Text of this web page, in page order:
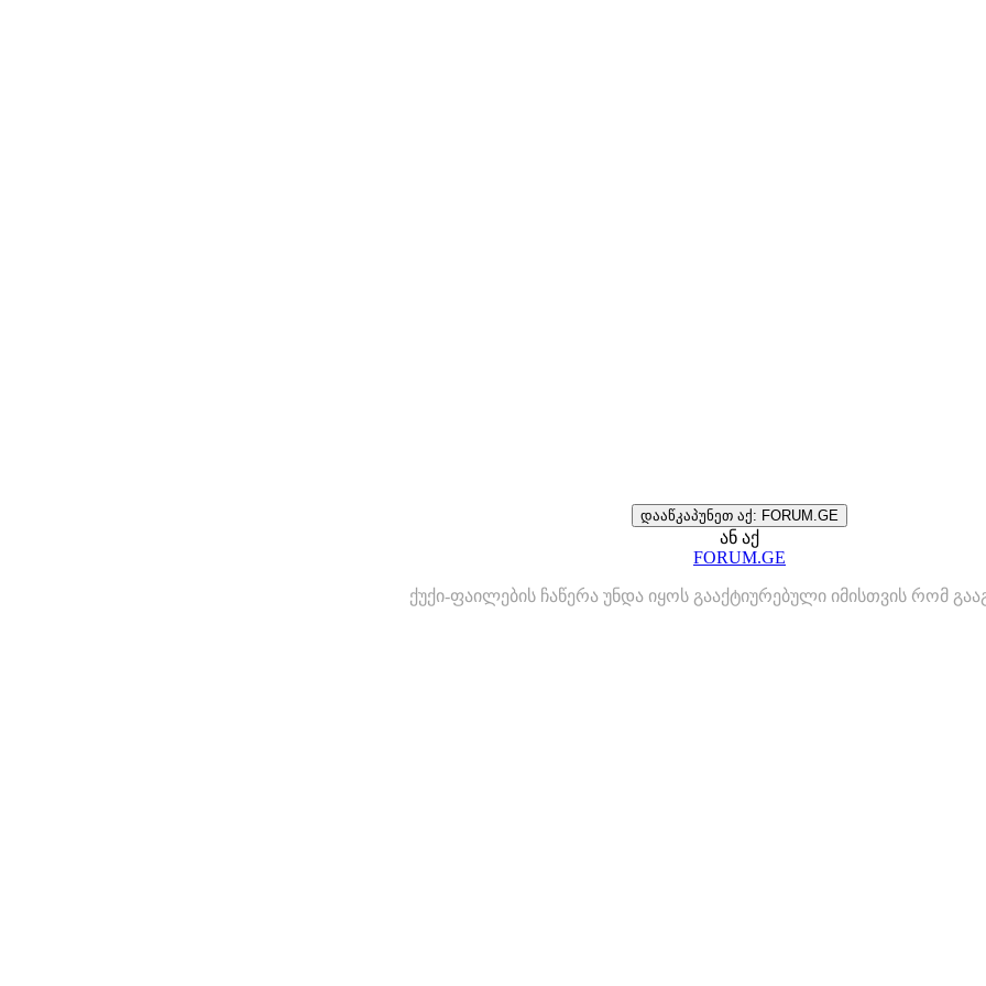
დააწკაპუნეთ აქ: FORUM.GE
ან აქ
FORUM.GE
ქუქი-ფაილების ჩაწერა უნდა იყოს გააქტიურებული იმისთვის რომ